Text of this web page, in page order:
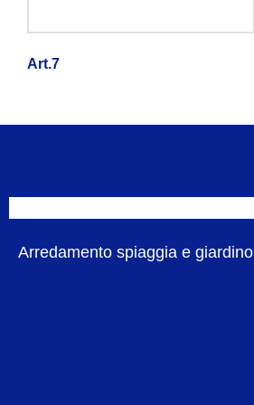
Art.7
Arredamento spiaggia e giardino